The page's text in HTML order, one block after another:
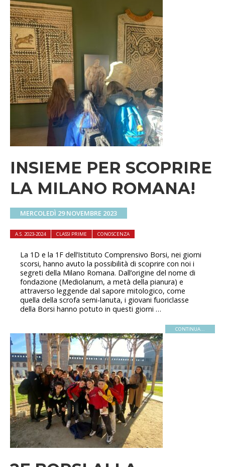
INSIEME PER SCOPRIRE
LA MILANO ROMANA!
MERCOLEDÌ 29 NOVEMBRE 2023
A.S. 2023-2024 CLASSI PRIME CONOSCENZA
La 1D e la 1F dell’Istituto Comprensivo Borsi, nei giorni
scorsi, hanno avuto la possibilità di scoprire con noi i
segreti della Milano Romana. Dall’origine del nome di
fondazione (Mediolanum, a metà della pianura) e
attraverso leggende dal sapore mitologico, come
quella della scrofa semi-lanuta, i giovani fuoriclasse
della Borsi hanno potuto in questi giorni …
CONTINUA...